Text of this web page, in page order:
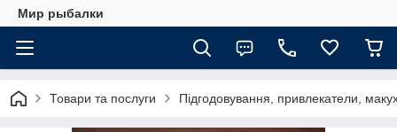
Мир рыбалки
Товари та послуги Підгодовування, привлекатели,